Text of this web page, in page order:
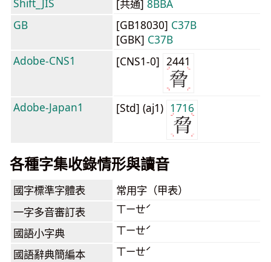
Shift_JIS
[共通] 8BBA
GB
[GB18030] C37B
[GBK] C37B
Adobe-CNS1
[CNS1-0] 2441
Adobe-Japan1 [Std] (aj1) 1716
各種字集收錄情形與讀音
國字標準字體表 常用字（甲表）
一字多音審訂表 ㄒㄧㄝˊ
國語小字典 ㄒㄧㄝˊ
國語辭典簡編本 ㄒㄧㄝˊ